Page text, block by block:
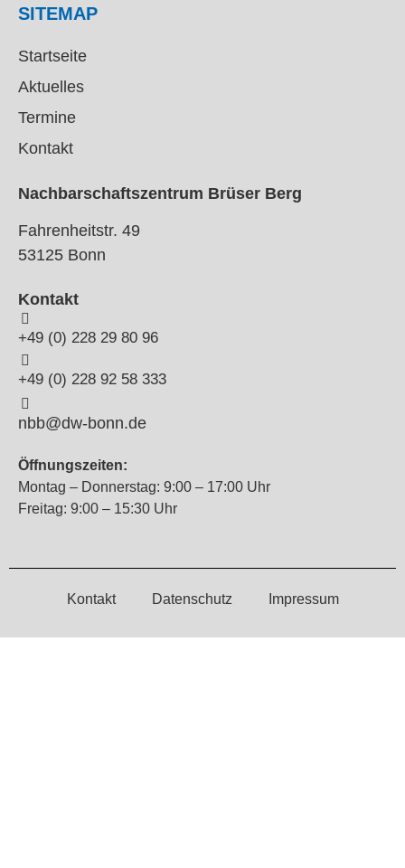
SITEMAP
Startseite
Aktuelles
Termine
Kontakt
Nachbarschaftszentrum Brüser Berg
Fahrenheitstr. 49
53125 Bonn
Kontakt
+49 (0) 228 29 80 96
+49 (0) 228 92 58 333
nbb@dw-bonn.de
Öffnungszeiten:
Montag – Donnerstag: 9:00 – 17:00 Uhr
Freitag: 9:00 – 15:30 Uhr
Kontakt Datenschutz Impressum